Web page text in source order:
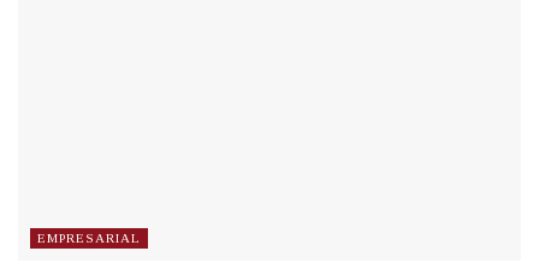
EMPRESARIAL